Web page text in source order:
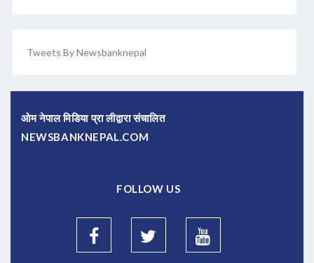
Tweets By Newsbanknepal
ओम नेपाल मिडिया प्रा लीद्वारा संचालित
NEWSBANKNEPAL.COM
FOLLOW US